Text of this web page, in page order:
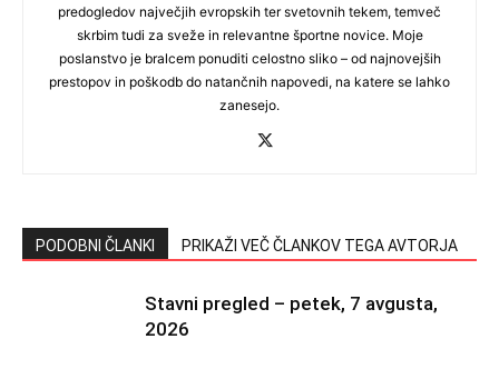
predogledov največjih evropskih ter svetovnih tekem, temveč
skrbim tudi za sveže in relevantne športne novice. Moje
poslanstvo je bralcem ponuditi celostno sliko – od najnovejših
prestopov in poškodb do natančnih napovedi, na katere se lahko
zanesejo.
PODOBNI ČLANKI PRIKAŽI VEČ ČLANKOV TEGA AVTORJA
Stavni pregled – petek, 7 avgusta,
2026